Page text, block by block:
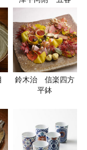
鈴木治 信楽四方
平鉢